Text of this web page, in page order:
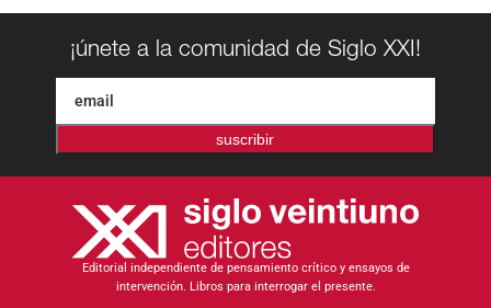
¡únete a la comunidad de Siglo XXI!
suscribir
Editorial independiente de pensamiento crítico y ensayos de
intervención. Libros para interrogar el presente.